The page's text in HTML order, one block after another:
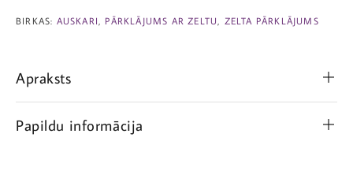
BIRKAS: AUSKARI PĀRKLĀJUMS AR ZELTU ZELTA PĀRKLĀJUMS
Apraksts
Papildu informācija